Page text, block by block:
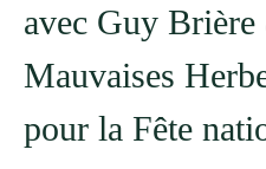
avec Guy
Mauvaises
pour la Fête